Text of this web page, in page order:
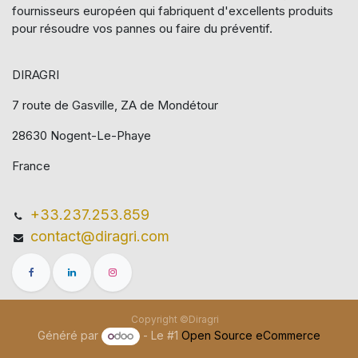
fournisseurs européen qui​ fabriquent d'excellents produits
pour résoudre vos pannes ou faire du préventif.
DIRAGRI
7 route de Gasville, ZA de Mondétour
28630 Nogent-Le-Phaye
France
+33.237.253.859
contact@diragri.com
Copyright ©Diragri
Généré par - Le #1Open Source eCommerce